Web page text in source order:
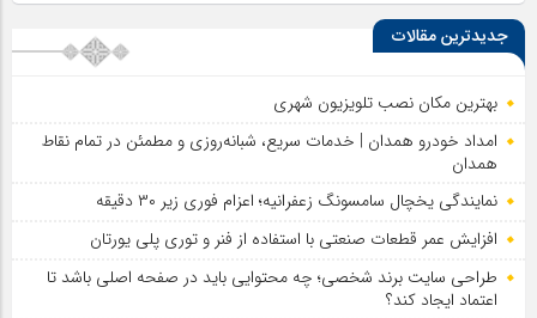
جدیدترین مقالات
بهترین مکان نصب تلویزیون شهری
امداد خودرو همدان | خدمات سریع، شبانه‌روزی و مطمئن در تمام نقاط
همدان
نمایندگی یخچال سامسونگ زعفرانیه؛ اعزام فوری زیر ۳۰ دقیقه
افزایش عمر قطعات صنعتی با استفاده از فنر و توری پلی یورتان
طراحی سایت برند شخصی؛ چه محتوایی باید در صفحه اصلی باشد تا
اعتماد ایجاد کند؟